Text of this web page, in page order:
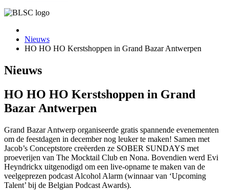
Nieuws
HO HO HO Kerstshoppen in Grand Bazar Antwerpen
Nieuws
HO HO HO Kerstshoppen in Grand
Bazar Antwerpen
Grand Bazar Antwerp organiseerde gratis spannende evenementen
om de feestdagen in december nog leuker te maken! Samen met
Jacob’s Conceptstore creëerden ze SOBER SUNDAYS met
proeverijen van The Mocktail Club en Nona. Bovendien werd Evi
Heyndrickx uitgenodigd om een live-opname te maken van de
veelgeprezen podcast Alcohol Alarm (winnaar van ‘Upcoming
Talent’ bij de Belgian Podcast Awards).